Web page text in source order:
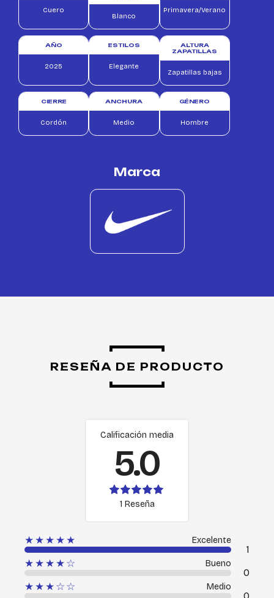
Cuero
Blanco
Primavera/Verano
AÑO
2025
ESTILOS
Elegante
ALTURA
ZAPATILLAS
Zapatillas bajas
CIERRE
Cordón
ANCHURA
Medio
GÉNERO
Hombre
Marca
RESEÑA DE PRODUCTO
Calificación media
5.0
1 Reseña
★★★★★ Excelente
1
★★★★☆
Bueno
0
★★★☆☆
Medio